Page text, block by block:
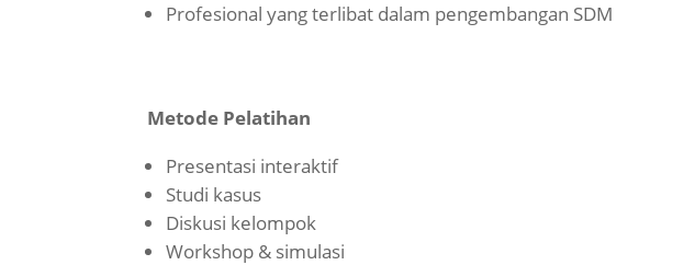
Profesional yang terlibat dalam pengembangan SDM
Metode Pelatihan
Presentasi interaktif
Studi kasus
Diskusi kelompok
Workshop & simulasi